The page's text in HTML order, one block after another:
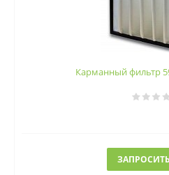
Карманный фильтр